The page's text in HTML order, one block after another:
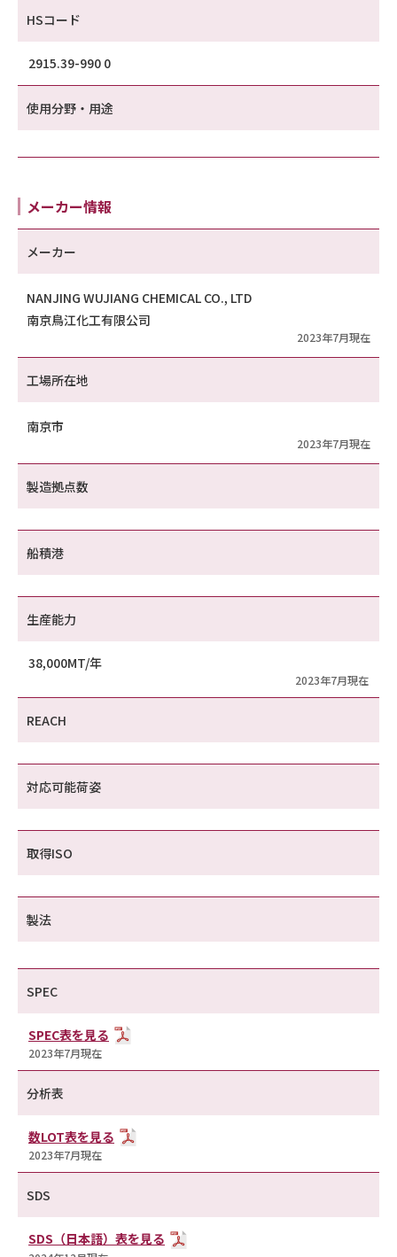
HSコード
2915.39-990 0
使用分野・用途
メーカー情報
メーカー
NANJING WUJIANG CHEMICAL CO., LTD
南京鳥江化工有限公司
2023年7月現在
工場所在地
南京市
2023年7月現在
製造拠点数
船積港
生産能力
38,000MT/年
2023年7月現在
REACH
対応可能荷姿
取得ISO
製法
SPEC
SPEC表を見る
2023年7月現在
分析表
数LOT表を見る
2023年7月現在
SDS
SDS（日本語）表を見る